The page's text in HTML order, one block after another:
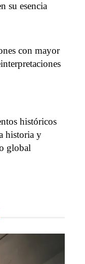
su esencia
con mayor
históricos
historia y
global